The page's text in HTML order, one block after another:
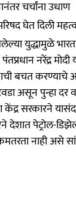
चर्चांना उधाण
घेत दिली
युद्धामुळे
नरेंद्र
बचत करण्याचे
असून पुन्हा दर
केंद्र सरकारने
देशात पेट्रोल-
नाही असे